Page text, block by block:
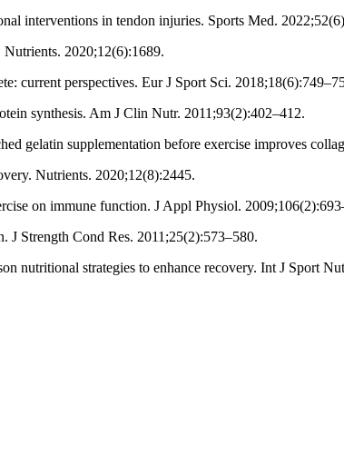
interventions in tendon injuries. Sports Med.
Nutrients. 2020;12(6):1689.
current perspectives. Eur J Sport Sci.
synthesis. Am J Clin Nutr. 2011;93(2):402–412.
gelatin supplementation before exercise improves
Nutrients. 2020;12(8):2445.
on immune function. J Appl Physiol.
J Strength Cond Res. 2011;25(2):573–580.
nutritional strategies to enhance recovery. Int J Sport